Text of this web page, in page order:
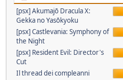
[psx] Akumajō Dracula X:
Gekka no Yasōkyoku
[psx] Castlevania: Symphony of
the Night
[psx] Resident Evil: Director's
Cut
Il thread dei compleanni